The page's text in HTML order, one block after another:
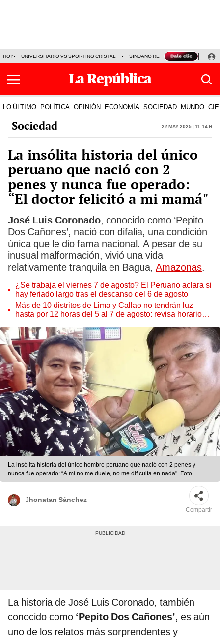
HOY UNIVERSITARIO VS SPORTING CRISTAL SINUANO RESULTADOS HOY
LO ÚLTIMO POLÍTICA OPINIÓN ECONOMÍA SOCIEDAD MUNDO
Sociedad 22 May 2025 | 11:14 h
La insólita historia del único
peruano que nació con 2
penes y nunca fue operado:
“El doctor felicitó a mi mamá"
José Luis Coronado, conocido como ‘Pepito
Dos Cañones’, nació con difalia, una condición
única que le dio fama nacional. A pesar de su
inusual malformación, vivió una vida
relativamente tranquila en Bagua, Amazonas.
¿Se trabaja el viernes 7 de agosto? El Peruano aclara si
hay feriado largo tras el descanso del 6 de agosto
Más de 10 distritos de Lima y Callao no tendrán luz
hasta por 12 horas del 5 al 7 de agosto: revisa horarios y
La insólita historia del único hombre peruano que nació con 2 penes y
nunca fue operado: “A mí no me duele, no me dificulta en nada". Foto:
composición LR/EsferaRadio/HuachoNoticiasDigital.
Jhonatan Sánchez
Compartir
La historia de José Luis Coronado, también
conocido como ‘Pepito Dos Cañones’, es aún
uno de los relatos más sorprendentes y